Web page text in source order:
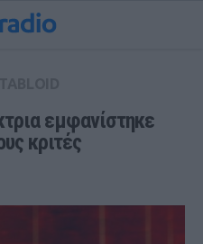
εμφανίστηκε
κριτές